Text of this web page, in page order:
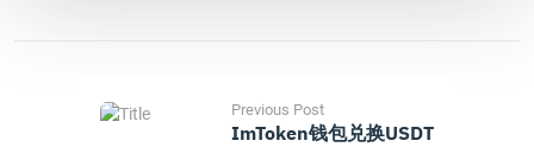
Previous Post
ImToken钱包兑换USDT